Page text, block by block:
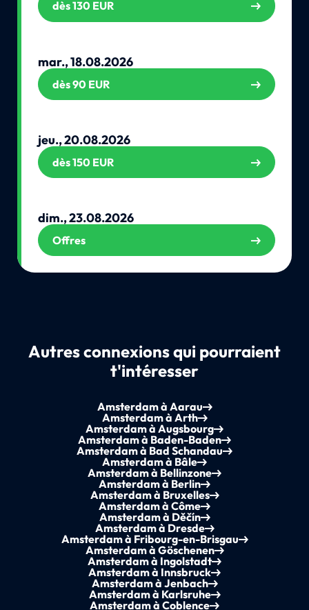
dès 130 EUR
mar., 18.08.2026
dès 90 EUR
jeu., 20.08.2026
dès 150 EUR
dim., 23.08.2026
Offres
Autres connexions qui pourraient
t'intéresser
Amsterdam à Aarau
Amsterdam à Arth
Amsterdam à Augsbourg
Amsterdam à Baden-Baden
Amsterdam à Bad Schandau
Amsterdam à Bâle
Amsterdam à Bellinzone
Amsterdam à Berlin
Amsterdam à Bruxelles
Amsterdam à Côme
Amsterdam à Děčín
Amsterdam à Dresde
Amsterdam à Fribourg-en-Brisgau
Amsterdam à Göschenen
Amsterdam à Ingolstadt
Amsterdam à Innsbruck
Amsterdam à Jenbach
Amsterdam à Karlsruhe
Amsterdam à Coblence